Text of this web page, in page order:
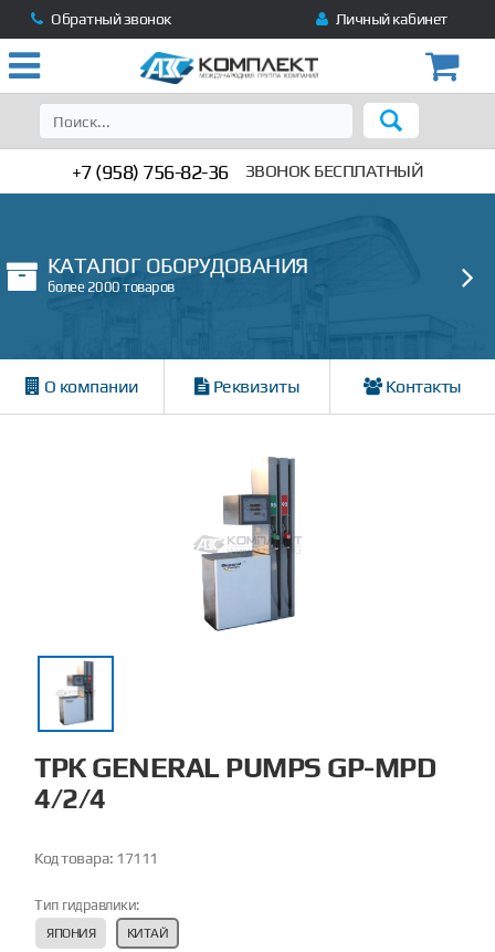
Обратный звонок Личный кабинет
+7 (958) 756-82-36 ЗВОНОК БЕСПЛАТНЫЙ
КАТАЛОГ ОБОРУДОВАНИЯ
более 2000 товаров
О компании Реквизиты Контакты
ТРК GENERAL PUMPS GP-MPD
4/2/4
Код товара: 17111
Тип гидравлики:
ЯПОНИЯ КИТАЙ